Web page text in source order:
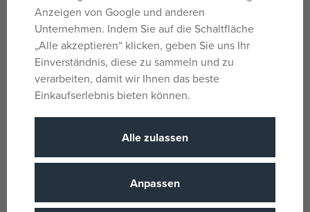
Größe 44 cm.
Handgefertigt in Spanien, verpackt in einer Geschenkbox.
Altersempfehlung ab 3 Jahren.
Es besteht die Möglichkeit, zusätzliche Originalkleidung
aus dem Llorens-Angebot für NEUGEBORENE in der
Größe 43-45 cm zu erwerben.
Anzeigen von Google und anderen
Unternehmen. Indem Sie auf die Schaltfläche
„Alle akzeptieren“ klicken, geben Sie uns Ihr
Einverständnis, diese zu sammeln und zu
verarbeiten, damit wir Ihnen das beste
Einkaufserlebnis bieten können.
Alle zulassen
Anpassen